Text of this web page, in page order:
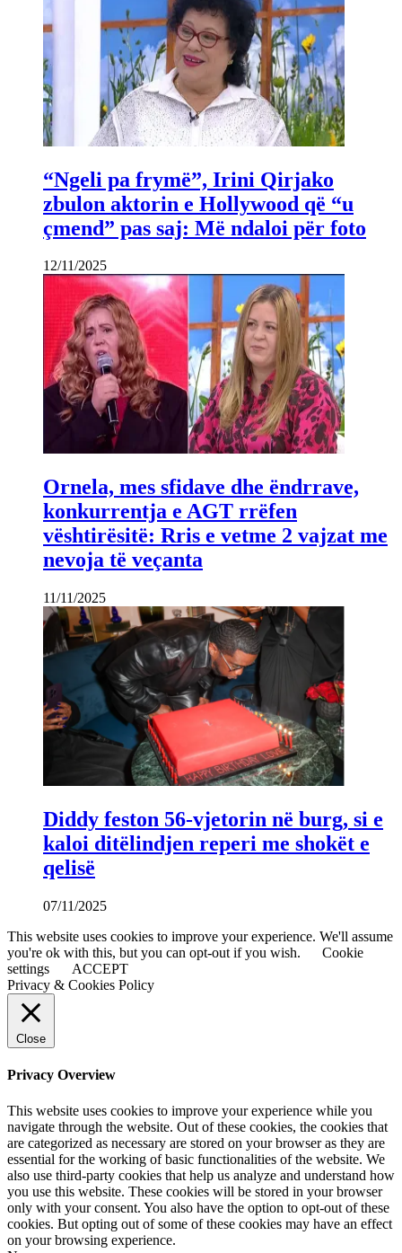
“Ngeli pa frymë”, Irini Qirjako
zbulon aktorin e Hollywood që “u
çmend” pas saj: Më ndaloi për foto
12/11/2025
Ornela, mes sfidave dhe ëndrrave,
konkurrentja e AGT rrëfen
vështirësitë: Rris e vetme 2 vajzat me
nevoja të veçanta
11/11/2025
Diddy feston 56-vjetorin në burg, si e
kaloi ditëlindjen reperi me shokët e
qelisë
07/11/2025
This website uses cookies to improve your experience. We'll assume
you're ok with this, but you can opt-out if you wish.
Cookie
settings
ACCEPT
Privacy & Cookies Policy
Close
Privacy Overview
This website uses cookies to improve your experience while you
navigate through the website. Out of these cookies, the cookies that
are categorized as necessary are stored on your browser as they are
essential for the working of basic functionalities of the website. We
also use third-party cookies that help us analyze and understand how
you use this website. These cookies will be stored in your browser
only with your consent. You also have the option to opt-out of these
cookies. But opting out of some of these cookies may have an effect
on your browsing experience.